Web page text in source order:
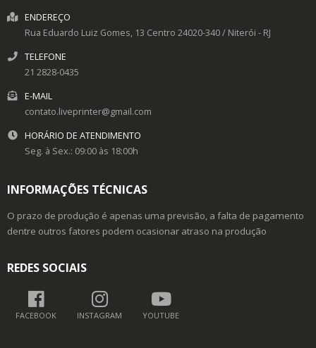
ENDEREÇO
Rua Eduardo Luiz Gomes, 13 Centro 24020-340/ Niterói - RJ
TELEFONE
21 2828-0435
E-MAIL
contato.liveprinter@gmail.com
HORÁRIO DE ATENDIMENTO
Seg. à Sex.: 09:00 às 18:00h
INFORMAÇÕES TÉCNICAS
O prazo de produção é apenas uma previsão, a falta de pagamento
dentre outros fatores podem ocasionar atraso na produção
REDES SOCIAIS
FACEBOOK INSTAGRAM YOUTUBE